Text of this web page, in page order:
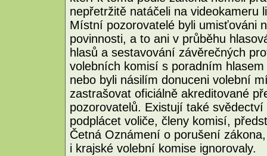
nepřetržitě natáčeli na
Místní pozorovatelé byli umisťováni
povinnosti, a to ani v průběhu
hlasů a sestavování závěrečných
volebních komisí s poradním
nebo byli násilím donuceni volební
zastrašovat oficiálně akreditované
pozorovatelů. Existují také
podplácet voliče, členy komisí,
Četná Oznámení o porušení
i krajské volební komise ignorovaly.